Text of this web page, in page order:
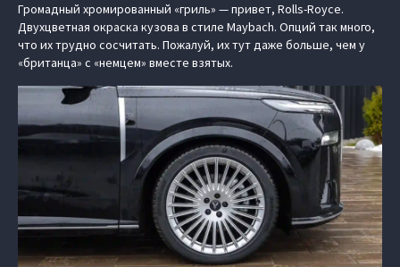
Громадный хромированный «гриль» — привет, Rolls-Royce.
Двухцветная окраска кузова в стиле Maybach. Опций так много,
что их трудно сосчитать. Пожалуй, их тут даже больше, чем у
«британца» с «немцем» вместе взятых.